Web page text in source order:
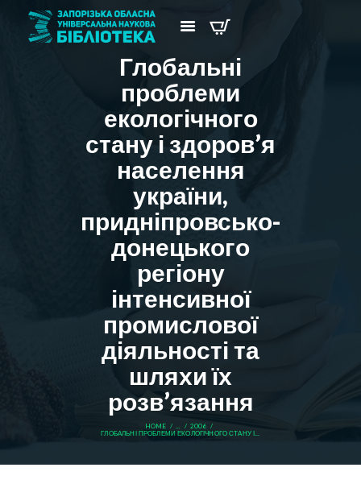
Глобальні
проблеми
екологічного
стану і здоров’я
населення
україни,
придніпровсько-
донецького
регіону
інтенсивної
промислової
діяльності та
шляхи їх
розв’язання
HOME ...
2006
ГЛОБАЛЬНІ ПРОБЛЕМИ ЕКОЛОГІЧНОГО СТАНУ І...